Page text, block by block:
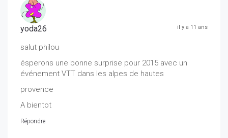
yoda26 il y a 11 ans
salut philou
ésperons une bonne surprise pour 2015 avec un
événement VTT dans les alpes de hautes
provence
A bientot
Répondre